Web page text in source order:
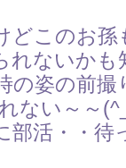
どこのお
れないかも
の姿の前
れない～～
部活・・待